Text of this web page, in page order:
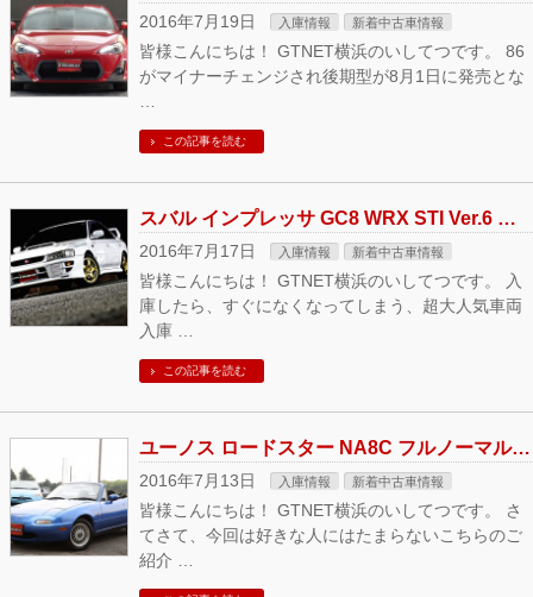
2016年7月19日 入庫情報 新着中古車情報
皆様こんにちは！ GTNET横浜のいしてつです。 86
がマイナーチェンジされ後期型が8月1日に発売とな
この記事を読む
スバル インプレッサ GC8 WRX STI Ver.6 ワンオーナー車 入庫しました！！
2016年7月17日 入庫情報 新着中古車情報
皆様こんにちは！ GTNET横浜のいしてつです。 入
庫したら、すぐになくなってしまう、超大人気車両
入庫 …
この記事を読む
ユーノス ロードスター NA8C フルノーマル車入庫しました！！
2016年7月13日 入庫情報 新着中古車情報
皆様こんにちは！ GTNET横浜のいしてつです。 さ
てさて、今回は好きな人にはたまらないこちらのご
紹介 …